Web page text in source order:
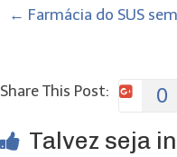
← Farmácia do SUS
Share This Post:
0
Talvez seja